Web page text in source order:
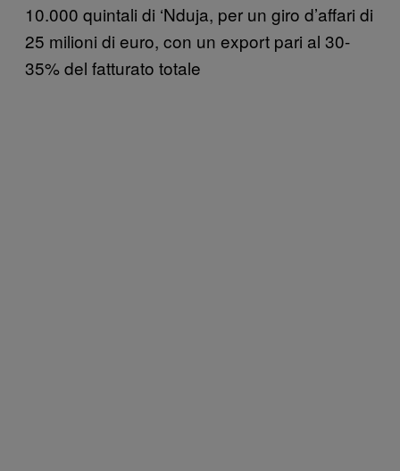
10.000 quintali di ‘Nduja, per un giro d’affari di
25 milioni di euro, con un export pari al 30-
35% del fatturato totale